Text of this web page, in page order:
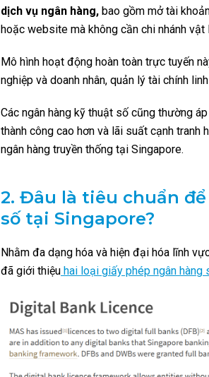
dịch vụ ngân hàng, bao gồm mở tài
hoặc website mà không cần chi nhánh vật
Mô hình hoạt động hoàn toàn trực tuyến
nghiệp và doanh nhân, quản lý tài chính
Các ngân hàng kỹ thuật số cũng thường
thành công cao hơn và lãi suất cạnh
ngân hàng truyền thống tại Singapore.
2. Đâu là tiêu chuẩn
số tại Singapore?
Nhằm đa dạng hóa và hiện đại hóa lĩnh
đã giới thiệu hai loại giấy phép ngân hàng